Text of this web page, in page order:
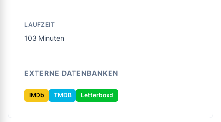
LAUFZEIT
103 Minuten
EXTERNE DATENBANKEN
IMDb TMDB Letterboxd